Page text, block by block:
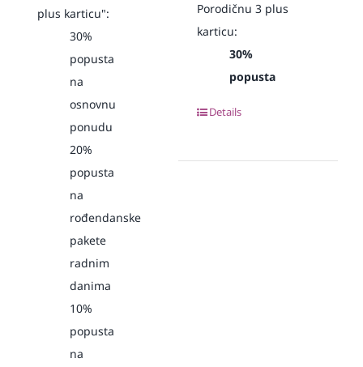
plus karticu":
30%
popusta
na
osnovnu
ponudu
20%
popusta
na
rođendanske
pakete
radnim
danima
10%
popusta
na
Porodičnu 3 plus
karticu:
30%
popusta
Details